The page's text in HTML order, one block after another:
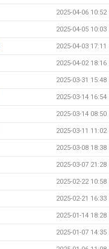
2025-04-06 10:52
2025-04-05 10:03
2025-04-03 17:11
2025-04-02 18:16
2025-03-31 15:48
2025-03-14 16:54
2025-03-14 08:50
2025-03-11 11:02
2025-03-08 18:38
2025-03-07 21:28
2025-02-22 10:58
2025-02-21 16:33
2025-01-14 18:28
2025-01-07 14:35